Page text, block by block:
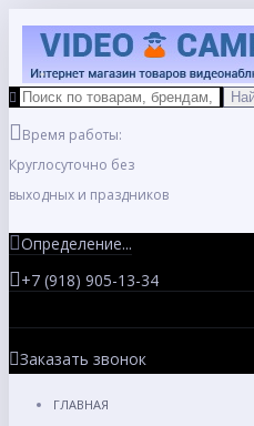
Время работы:
Круглосуточно без
выходных и праздников
Определение...
+7 (918) 905-13-34
Заказать звонок
ГЛАВНАЯ